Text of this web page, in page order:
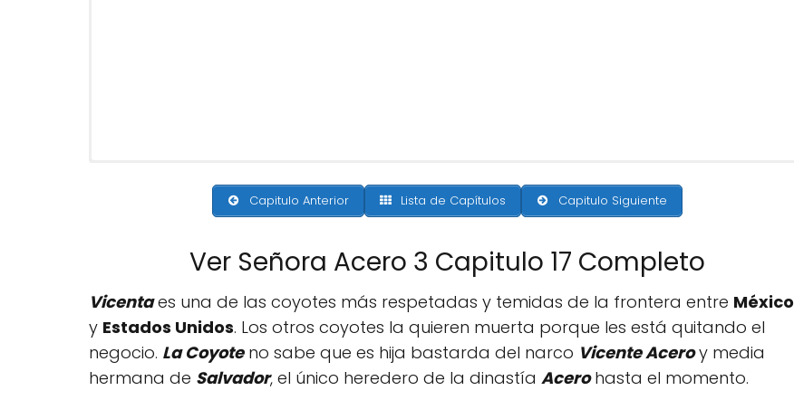
Capitulo Anterior Lista de Capítulos Capitulo Siguiente
Ver Señora Acero 3 Capitulo 17 Completo
Vicentaes una de las coyotes más respetadas y temidas de la frontera entre México
y Estados Unidos. Los otros coyotes la quieren muerta porque les está quitando el
negocio. La Coyoteno sabe que es hija bastarda del narco Vicente Aceroy media
hermana de Salvador, el único heredero de la dinastía Acerohasta el momento.